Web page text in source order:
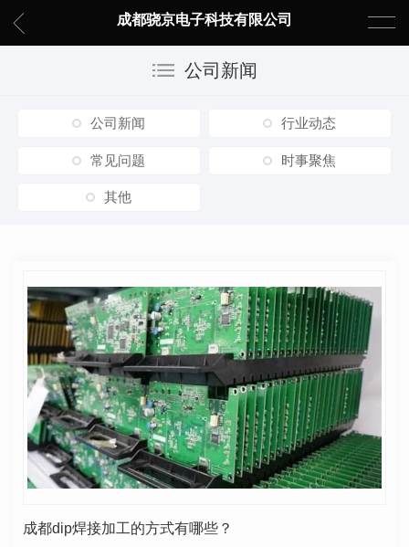
成都骁京电子科技有限公司
公司新闻
公司新闻 行业动态
常见问题 时事聚焦
其他
成都dip焊接加工的方式有哪些？